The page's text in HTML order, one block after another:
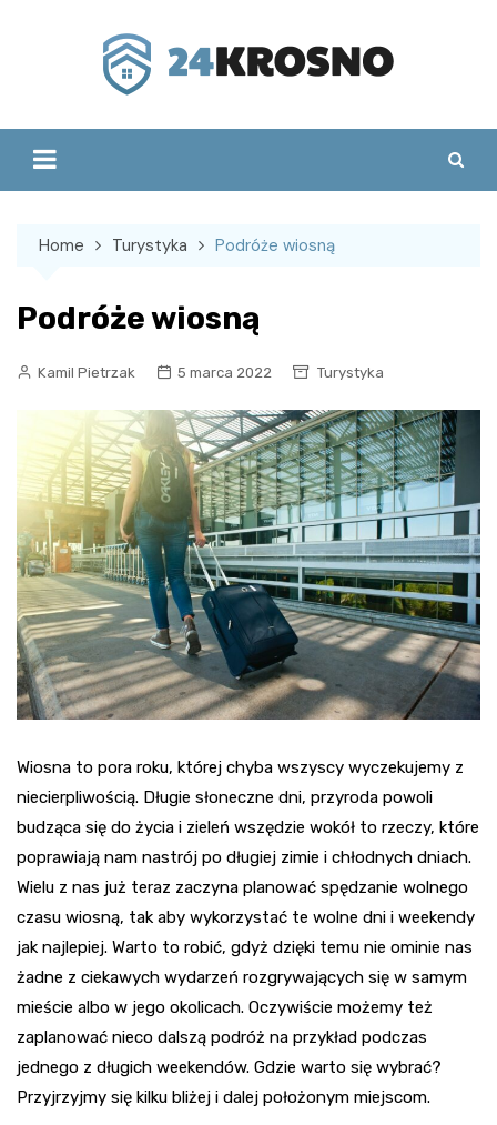
Home Turystyka Podróże wiosną
Podróże wiosną
Kamil Pietrzak 5 marca 2022 Turystyka
Wiosna to pora roku, której chyba wszyscy wyczekujemy z
niecierpliwością. Długie słoneczne dni, przyroda powoli
budząca się do życia i zieleń wszędzie wokół to rzeczy, które
poprawiają nam nastrój po długiej zimie i chłodnych dniach.
Wielu z nas już teraz zaczyna planować spędzanie wolnego
czasu wiosną, tak aby wykorzystać te wolne dni i weekendy
jak najlepiej. Warto to robić, gdyż dzięki temu nie ominie nas
żadne z ciekawych wydarzeń rozgrywających się w samym
mieście albo w jego okolicach. Oczywiście możemy też
zaplanować nieco dalszą podróż na przykład podczas
jednego z długich weekendów. Gdzie warto się wybrać?
Przyjrzyjmy się kilku bliżej i dalej położonym miejscom.